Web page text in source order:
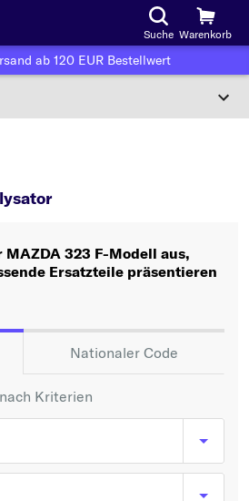
Suche Warenkorb
ab 120 EUR Bestellwert
Oder
nach Kriterien:
323 F-Modell aus,
Ersatzteile präsentieren
Nationaler Code
nach Kriterien